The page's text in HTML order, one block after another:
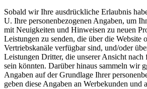
Sobald wir Ihre ausdrückliche Erlaubnis
U. Ihre personenbezogenen Angaben, um
mit Neuigkeiten und Hinweisen zu neuen
Leistungen zu senden, die über die Website
Vertriebskanäle verfügbar sind, und/oder
Leistungen Dritter, die unserer Ansicht nach
sein könnten. Darüber hinaus sammeln wir
Angaben auf der Grundlage Ihrer
geben diese Angaben an Werbekunden und